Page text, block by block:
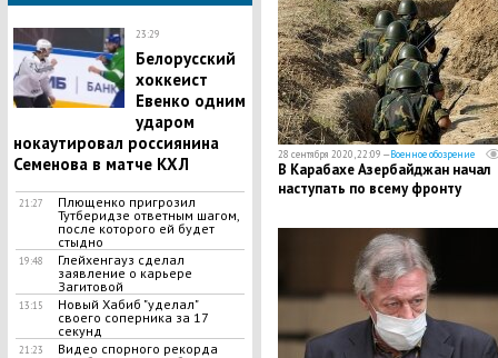
23:29
Белорусский
хоккеист
Евенко одним
ударом
нокаутировал россиянина
Семенова в матче КХЛ
21:27
Плющенко пригрозил
Тутберидзе ответным шагом,
после которого ей будет
стыдно
19:48
Глейхенгауз сделал
заявление о карьере
Загитовой
13:15
Новый Хабиб "уделал"
своего соперника за 17
секунд
21:23
Видео спорного рекорда
28 сентября 2020, 22:09 —Военное обозрение
В Карабахе Азербайджан начал
наступать по всему фронту